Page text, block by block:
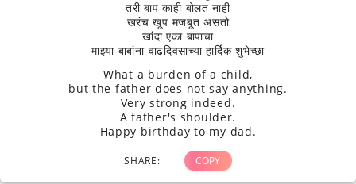
तरी बाप काही बोलत नाही
खरंच खूप मजबूत असतो
खांदा एका बापाचा
माझ्या बाबांना वाढदिवसाच्या हार्दिक शुभेच्छा
What a burden of a child,
but the father does not say anything.
Very strong indeed.
A father's shoulder.
Happy birthday to my dad.
SHARE: COPY